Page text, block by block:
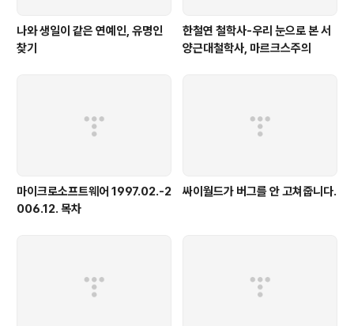
나와 생일이 같은 연예인, 유명인
찾기
한철연 철학사-우리 눈으로 본 서
양근대철학사, 마르크스주의
마이크로소프트웨어 1997.02.-2
006.12. 목차
싸이월드가 버그를 안 고쳐줍니다.